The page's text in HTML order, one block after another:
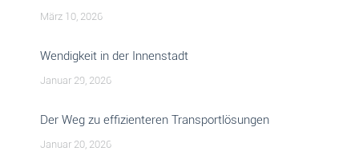
März 10, 2026
Wendigkeit in der Innenstadt
Januar 29, 2026
Der Weg zu effizienteren Transportlösungen
Januar 20, 2026